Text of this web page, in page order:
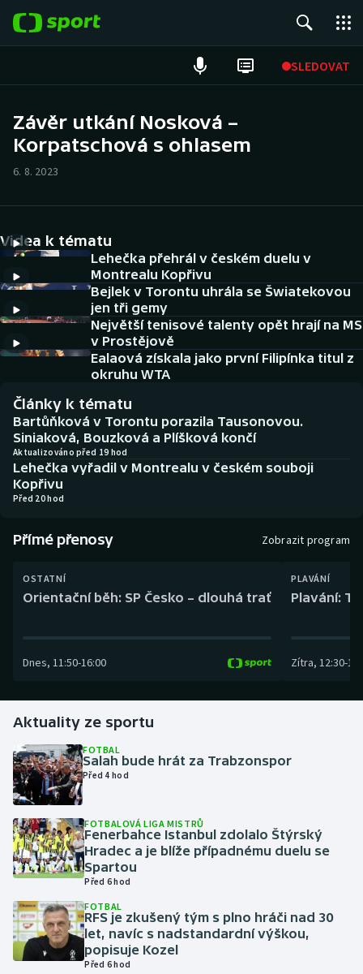
SLEDOVAT
Hokej
Cyklistika
DALŠÍ SPORTY
Americký fotbal
Baseball a softbal
Basketbal
Biatlon
Boby a skeleton
Box
Curling
Golf
Gymnastika
Házená
Jezdectví
Judo
Krasobruslení
Lezení
NEPŘEHLÉDNĚTE
Historické návraty
Aplikace ČT sport
AZ kvíz
Závěr utkání Nosková –
Korpatschová s ohlasem
6. 8. 2023
Videa k tématu
Lehečka přehrál v českém duelu v
Montrealu Kopřivu
Bejlek v Torontu uhrála se Šwiatekovou
jen tři gemy
Největší tenisové talenty opět hrají na MS
v Prostějově
Ealaová získala jako první Filipínka titul z
okruhu WTA
Články k tématu
Bartůňková v Torontu porazila Tausonovou.
Siniaková, Bouzková a Plíšková končí
Aktualizováno před 19 hod
Lehečka vyřadil v Montrealu v českém souboji
Kopřivu
Před 20 hod
Přímé přenosy Zobrazit program
OSTATNÍ
Orientační běh: SP Česko – dlouhá trať
Dnes, 11:50-16:00
PLAVÁNÍ
Plavání:
Zítra, 12:30-
Aktuality ze sportu
FOTBAL
Salah bude hrát za Trabzonspor
Před 4 hod
FOTBALOVÁ LIGA MISTRŮ
Fenerbahce Istanbul zdolalo Štýrský
Hradec a je blíže případnému duelu se
Spartou
Před 6 hod
FOTBAL
RFS je zkušený tým s plno hráči nad 30
let, navíc s nadstandardní výškou,
popisuje Kozel
Před 6 hod